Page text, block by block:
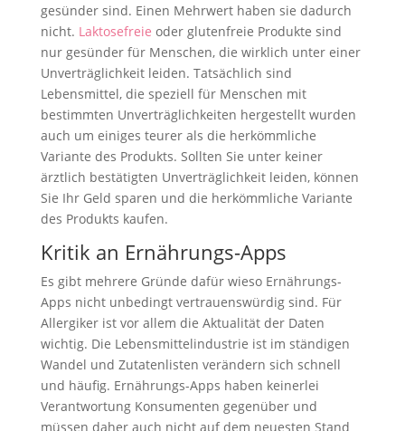
gesünder sind. Einen Mehrwert haben sie dadurch
nicht. Laktosefreie oder glutenfreie Produkte sind
nur gesünder für Menschen, die wirklich unter einer
Unverträglichkeit leiden. Tatsächlich sind
Lebensmittel, die speziell für Menschen mit
bestimmten Unverträglichkeiten hergestellt wurden
auch um einiges teurer als die herkömmliche
Variante des Produkts. Sollten Sie unter keiner
ärztlich bestätigten Unverträglichkeit leiden, können
Sie Ihr Geld sparen und die herkömmliche Variante
des Produkts kaufen.
Kritik an Ernährungs-Apps
Es gibt mehrere Gründe dafür wieso Ernährungs-
Apps nicht unbedingt vertrauenswürdig sind. Für
Allergiker ist vor allem die Aktualität der Daten
wichtig. Die Lebensmittelindustrie ist im ständigen
Wandel und Zutatenlisten verändern sich schnell
und häufig. Ernährungs-Apps haben keinerlei
Verantwortung Konsumenten gegenüber und
müssen daher auch nicht auf dem neuesten Stand